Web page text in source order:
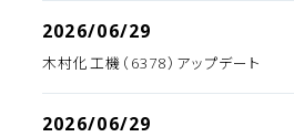
2026/06/29
木村化工機（6378）アップデート
2026/06/29